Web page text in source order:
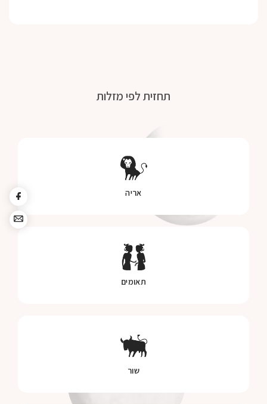
תחזית לפי מזלות
אריה
תאומים
שור